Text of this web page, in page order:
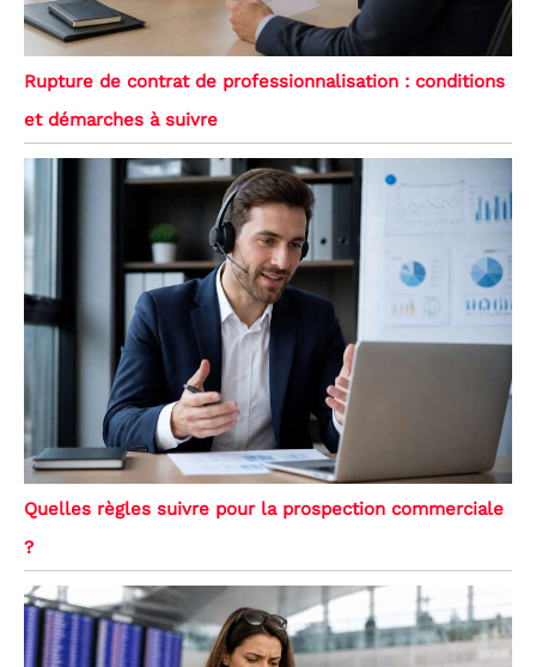
Rupture de contrat de professionnalisation : conditions
et démarches à suivre
Quelles règles suivre pour la prospection commerciale
?